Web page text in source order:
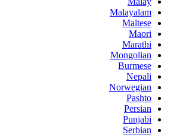
Malayalam
Maltese
Maori
Marathi
Mongolian
Burmese
Nepali
Norwegian
Pashto
Persian
Punjabi
Serbian